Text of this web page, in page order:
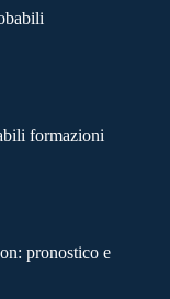
formazioni
pronostico e